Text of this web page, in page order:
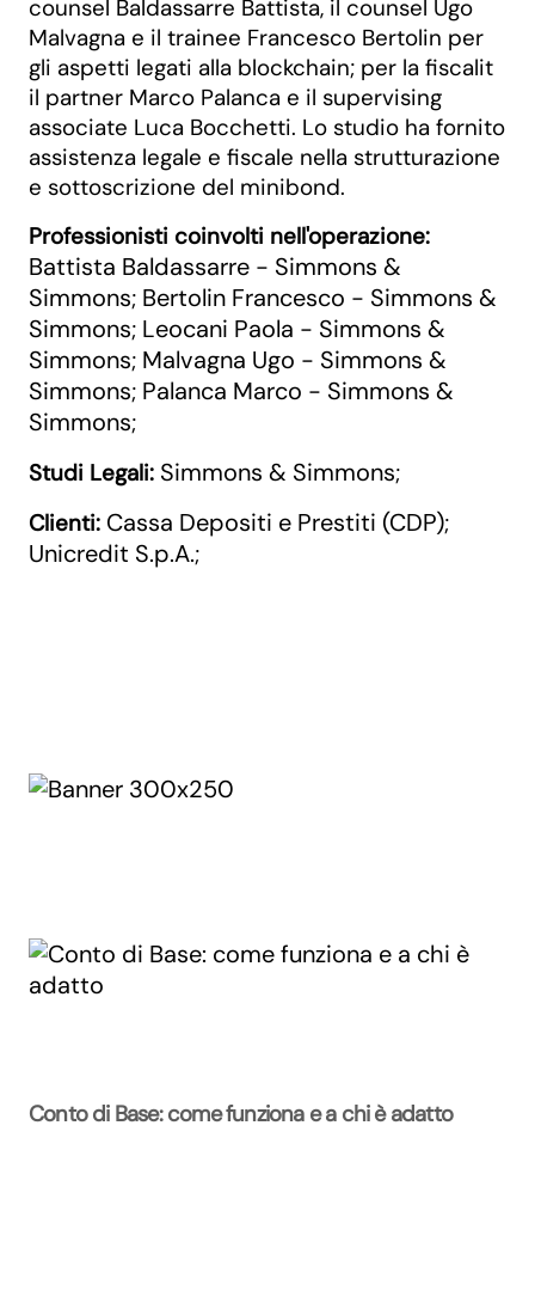
counsel Baldassarre Battista, il counsel Ugo
Malvagna e il trainee Francesco Bertolin per
gli aspetti legati alla blockchain; per la fiscalit
il partner Marco Palanca e il supervising
associate Luca Bocchetti. Lo studio ha fornito
assistenza legale e fiscale nella strutturazione
e sottoscrizione del minibond.
Professionisti coinvolti nell'operazione:
Battista Baldassarre - Simmons &
Simmons; Bertolin Francesco - Simmons &
Simmons; Leocani Paola - Simmons &
Simmons; Malvagna Ugo - Simmons &
Simmons; Palanca Marco - Simmons &
Simmons;
Studi Legali: Simmons & Simmons;
Clienti: Cassa Depositi e Prestiti (CDP);
Unicredit S.p.A.;
Conto di Base: come funziona e a chi è adatto